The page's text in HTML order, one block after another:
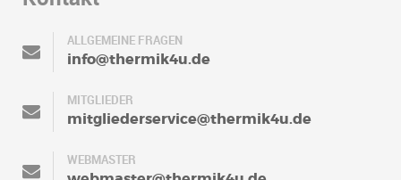
ALLGEMEINE FRAGEN
info@thermik4u.de
MITGLIEDER
mitgliederservice@thermik4u.de
WEBMASTER